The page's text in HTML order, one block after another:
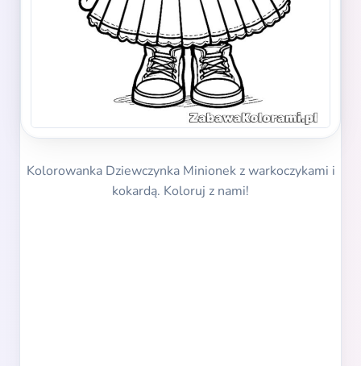
Kolorowanka Dziewczynka Minionek z warkoczykami i
kokardą. Koloruj z nami!